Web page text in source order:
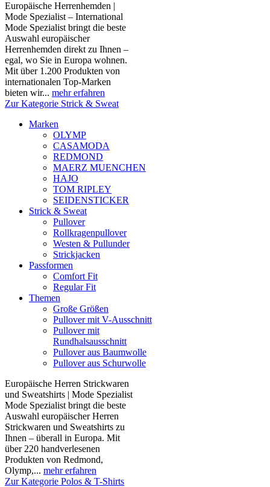
Europäische Herrenhemden |
Mode Spezialist – International
Mode Spezialist bringt die beste
Auswahl europäischer
Herrenhemden direkt zu Ihnen –
egal, wo Sie in Europa wohnen.
Mit über 1.200 Produkten von
internationalen Top-Marken
bieten wir... mehr erfahren
Zur Kategorie Strick & Sweat
Marken
OLYMP
CASAMODA
REDMOND
MAERZ MUENCHEN
HAJO
TOM RIPLEY
SEIDENSTICKER
Strick & Sweat
Pullover
Rollkragenpullover
Westen & Pullunder
Strickjacken
Passformen
Comfort Fit
Regular Fit
Themen
Große Größen
Pullover mit V-Ausschnitt
Pullover mit
Rundhalsausschnitt
Pullover aus Baumwolle
Pullover aus Schurwolle
Europäische Herren Strickwaren
und Sweatshirts | Mode Spezialist
Mode Spezialist bringt die beste
Auswahl europäischer Herren
Strickwaren und Sweatshirts zu
Ihnen – überall in Europa. Mit
über 220 handverlesenen
Produkten von Redmond,
Olymp,... mehr erfahren
Zur Kategorie Polos & T-Shirts